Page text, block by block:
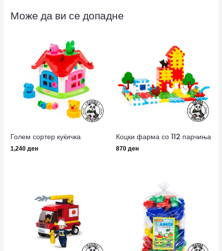
Може да ви се допадне
Голем сортер куќичка
1,240ден
Коцки фарма со 112 парчиња
870 ден